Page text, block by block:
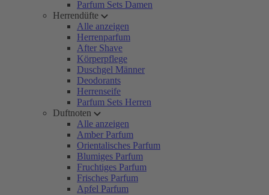
Parfum Sets Damen
Herrendüfte
Alle anzeigen
Herrenparfum
After Shave
Körperpflege
Duschgel Männer
Deodorants
Herrenseife
Parfum Sets Herren
Duftnoten
Alle anzeigen
Amber Parfum
Orientalisches Parfum
Blumiges Parfum
Fruchtiges Parfum
Frisches Parfum
Apfel Parfum